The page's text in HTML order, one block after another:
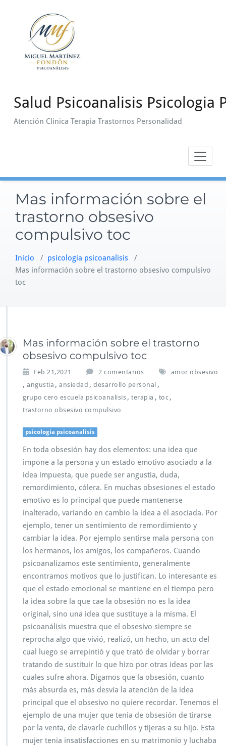
contenido
Salud Psicoanalisis Psicologia
Atención Clinica Terapia Trastornos Personalidad
Mas información sobre el
trastorno obsesivo
compulsivo toc
Inicio / psicologia psicoanalisis /
Mas información sobre el trastorno obsesivo compulsivo
toc
Mas información sobre el trastorno
obsesivo compulsivo toc
Feb 21,2021 2 comentarios
n
a
o
r
m
a
i
ó
n
b
r
e
t
r
a
s
o
r
n
o
b
s
e
amor obsesivo
, angustia , ansiedad , desarrollo personal ,
grupo cero escuela psicoanalisis , terapia , toc ,
trastorno obsesivo compulsivo
psicologia psicoanalisis
En toda obsesión hay dos elementos: una idea que
impone a la persona y un estado emotivo asociado a la
idea impuesta, que puede ser angustia, duda,
remordimiento, cólera. En muchas obsesiones el estado
emotivo es lo principal que puede mantenerse
inalterado, variando en cambio la idea a él asociada. Por
ejemplo, tener un sentimiento de remordimiento y
cambiar la idea. Por ejemplo sentirse mala persona con
los hermanos, los amigos, los compañeros. Cuando
psicoanalizamos este sentimiento, generalmente
encontramos motivos que lo justifican. Lo interesante es
que el estado emocional se mantiene en el tiempo pero
la idea sobre la que cae la obsesión no es la idea
original, sino una idea que sustituye a la misma. El
psicoanálisis muestra que el obsesivo siempre se
reprocha algo que vivió, realizó, un hecho, un acto del
cual luego se arrepintió y que trató de olvidar y borrar
tratando de sustituir lo que hizo por otras ideas por las
cuales sufre ahora. Digamos que la obsesión, cuanto
más absurda es, más desvía la atención de la idea
principal que el obsesivo no quiere recordar. Tenemos el
ejemplo de una mujer que tenia de obsesión de tirarse
por la venta, de clavarle cuchillos y tijeras a su hijo. Esta
mujer tenia insatisfacciones en su matrimonio y luchaba